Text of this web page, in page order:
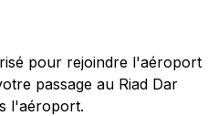
pour rejoindre l'aéroport
passage au Riad Dar
l'aéroport.